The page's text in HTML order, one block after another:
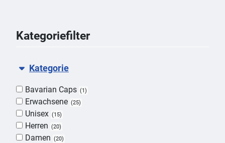
Kategoriefilter
Kategorie
Bavarian Caps 1
Erwachsene 25
Unisex 15
Herren 20
Damen 20